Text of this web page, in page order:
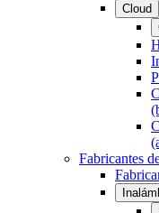
Cloud
Fabricantes